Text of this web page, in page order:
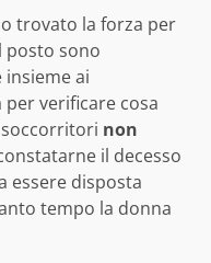
trovato la forza per
posto sono
insieme ai
per verificare cosa
non
il decesso
essere disposta
tempo la donna